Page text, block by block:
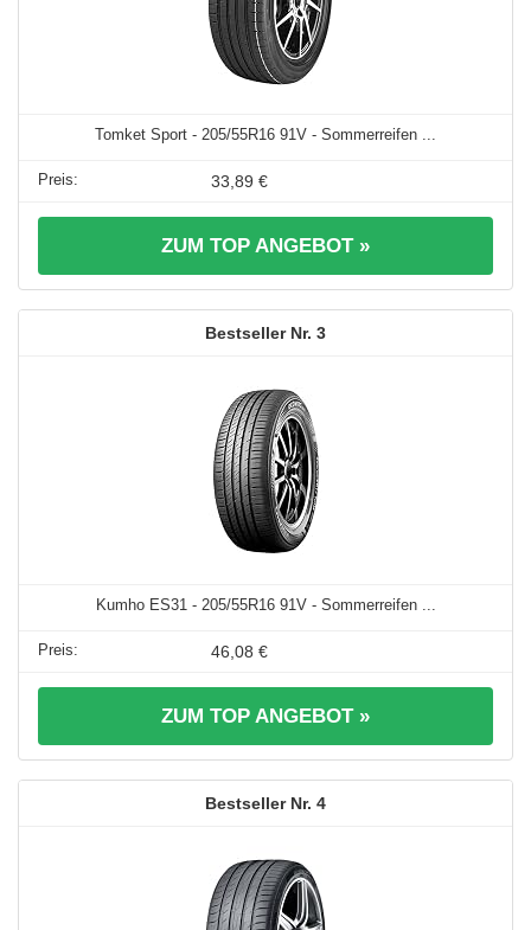
Tomket Sport - 205/55R16 91V - Sommerreifen ...
33,89 €
ZUM TOP ANGEBOT »
3
Kumho ES31 - 205/55R16 91V - Sommerreifen ...
46,08 €
ZUM TOP ANGEBOT »
4